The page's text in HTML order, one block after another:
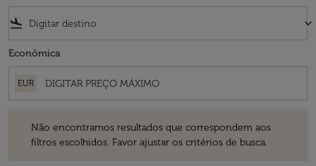
flight_land keyboard_arrow_down
Econômica
EUR
Não encontramos resultados que correspondem aos
filtros escolhidos. Favor ajustar os critérios de busca.